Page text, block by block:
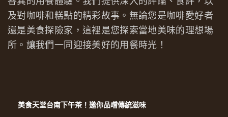
及對咖啡和糕點的精彩故事。無論您是咖啡愛好者
還是美食探險家，這裡是您探索當地美味的理想場
所。讓我們一同迎接美好的用餐時光！
美食天堂台南下午茶！邀你品嚐傳統滋味